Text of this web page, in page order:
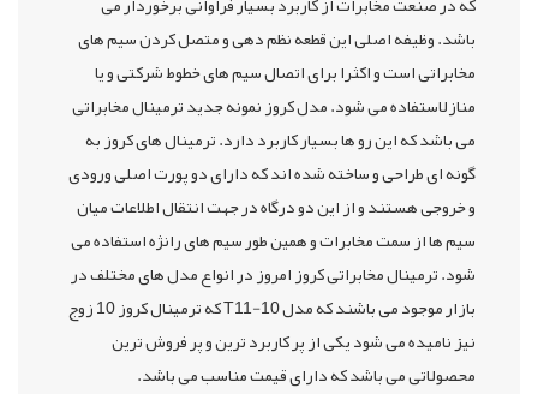
باشد. وظیفه اصلی این قطعه نظم دهی و متصل کردن سیم های
مخابراتی است و اکثرا برای اتصال سیم های خطوط شرکتی و یا
منازلاستفاده می شود. مدل کروز نمونه جدید ترمینال مخابراتی
می باشد که این رو ها بسیار کاربرد دارد. ترمینال های کروز به
گونه ای طراحی و ساخته شده اند که دارای دو پورت اصلی ورودی
و خروجی هستند و از این دو درگاه در جهت انتقال اطلاعات میان
سیم ها از سمت مخابرات و همین طور سیم های رانژه استفاده می
شود. ترمینال مخابراتی کروز امروز در انواع مدل های مختلف در
بازار موجود می باشند که مدل T11-10 که ترمینال کروز 10 زوج
نیز نامیده می شود یکی از پر کاربرد ترین و پر فروش ترین
محصولاتی می باشد که دارای قیمت مناسب می باشد.